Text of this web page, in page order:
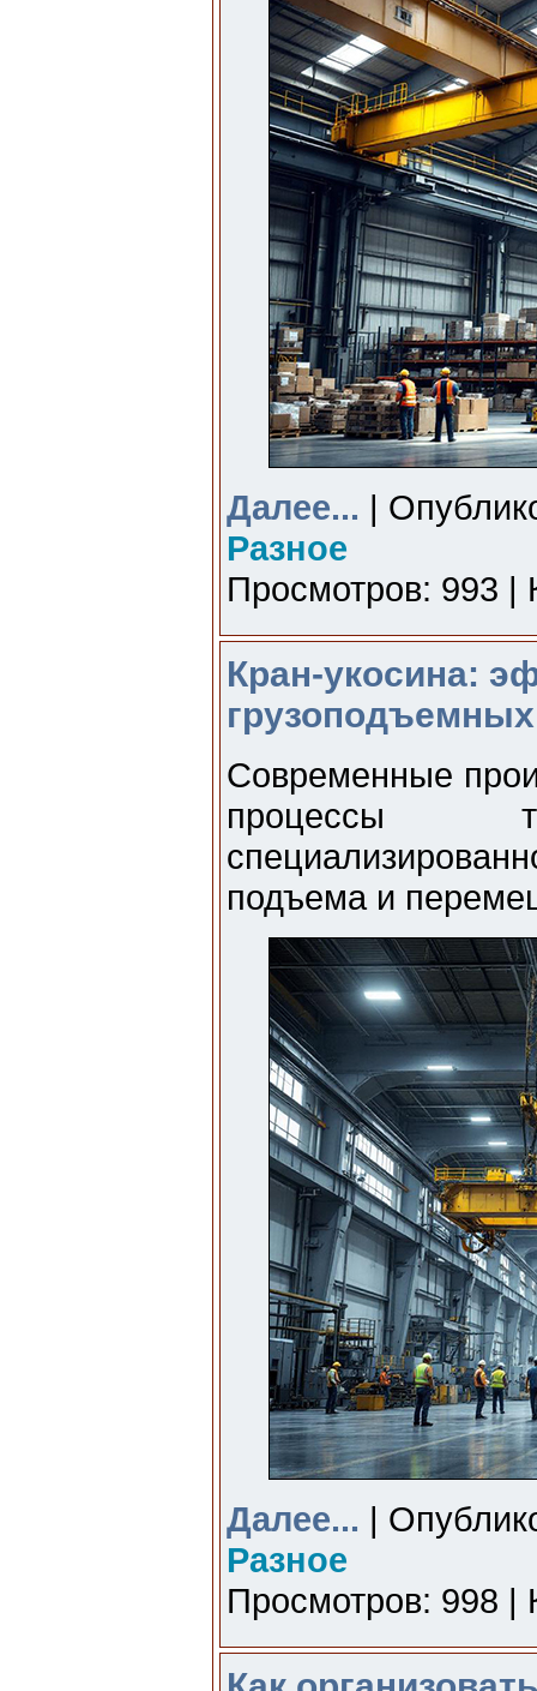
Далее... |
Разное
Просмотров: 993 |
Кран-укосина:
Современные
процессы
подъема и
Далее... |
Разное
Просмотров: 998 |